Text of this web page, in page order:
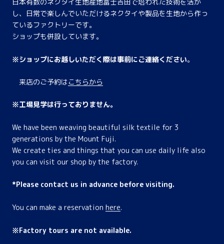
し、日常で楽しんでいただけるネクタイや製品を生地から作っ
ているファクトリーです。
ショップも併設しています。
※ショップにお越しいただく際は事前にご連絡ください。
来店のご予約はこちらから
※工場見学は行っておりません。
We have been weaving beautiful silk textile for 3
generations by the Mount Fuji.
We create ties and things that you can use daily life also
you can visit our shop by the factory.
*Please contact us in advance before visiting.
You can make a reservation here.
※Factory tours are not available.